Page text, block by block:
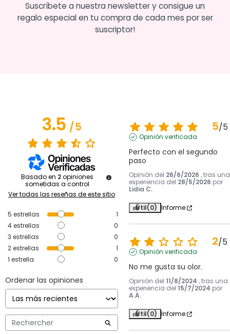
Suscríbete a nuestra newsletter y consigue un
regalo especial en tu compra de cada mes por ser
suscriptor!
3.5/5
Basado en 2 opiniones
sometidas a control
Ver todas las reseñas de este sitio
5 estrellas
1
4estrellas
0
3 estrellas
0
2estrellas
1
1 estrella 0
Ordenar las opiniones
5/5
Opinión verificada
Perfecto con el segundo
paso
Opinión del 26/6/2026 , tras una
experiencia del 28/5/2026 por
Lidia C.
Útil(0) Informe
2/5
Opinión verificada
No me gusta su olor.
Opinión del 11/8/2024 , tras una
experiencia del 15/7/2024 por
A.A.
Útil(0) Informe